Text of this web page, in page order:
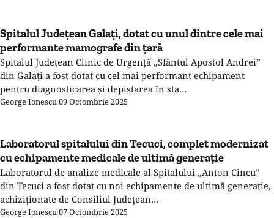
Spitalul Județean Galați, dotat cu unul dintre cele mai
performante mamografe din țară
Spitalul Județean Clinic de Urgență „Sfântul Apostol Andrei”
din Galați a fost dotat cu cel mai performant echipament
pentru diagnosticarea și depistarea în sta…
George Ionescu·09 Octombrie 2025
Laboratorul spitalului din Tecuci, complet modernizat
cu echipamente medicale de ultimă generație
Laboratorul de analize medicale al Spitalului „Anton Cincu”
din Tecuci a fost dotat cu noi echipamente de ultimă generație,
achiziționate de Consiliul Județean…
George Ionescu·07 Octombrie 2025